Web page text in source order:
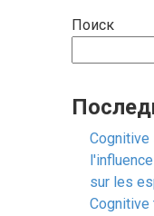
Поиск
Cognitive
sur les
Cognitive